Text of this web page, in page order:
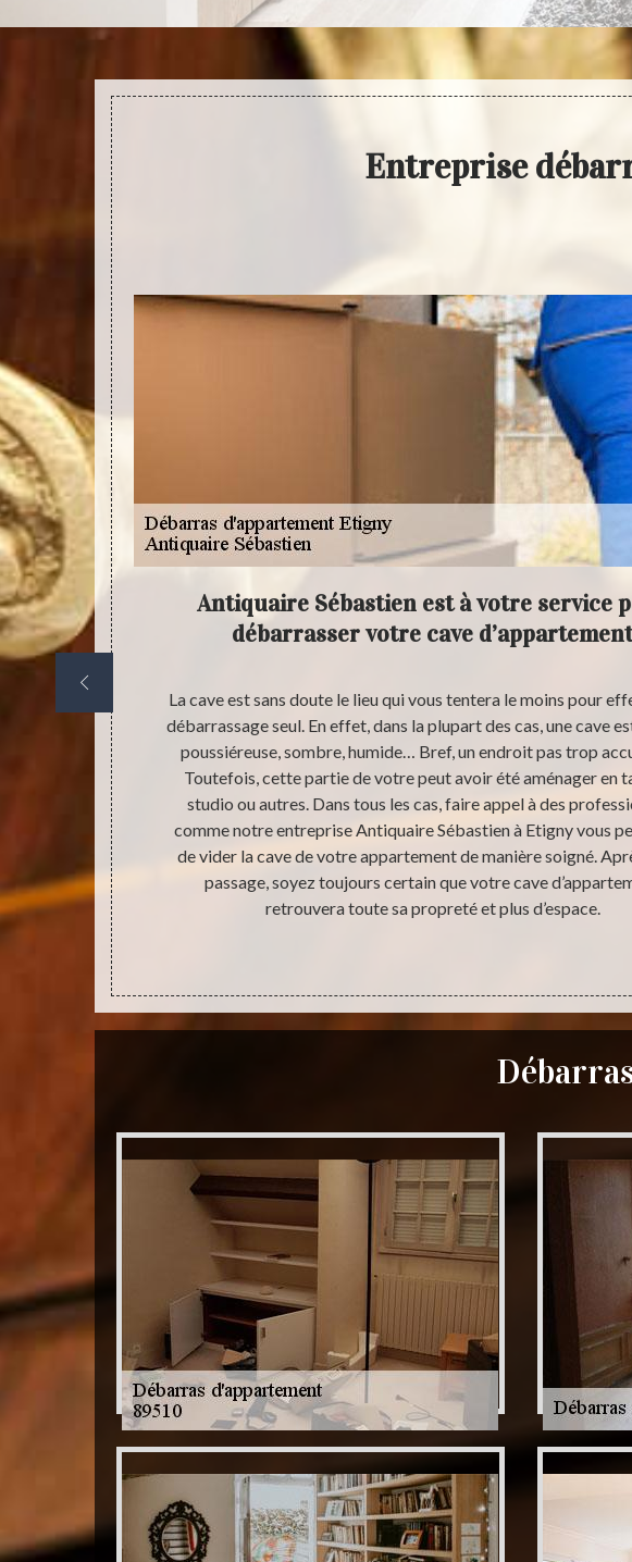
Entreprise
le
et
vous
de votre
Antiquaire Sébastien est à votre service
débarrasser votre cave d’appartement
La cave est sans doute le lieu qui vous tentera le moins pour
débarrassage seul. En effet, dans la plupart des cas, une cave
poussiéreuse, sombre, humide… Bref, un endroit pas trop
Toutefois, cette partie de votre peut avoir été aménager en
studio ou autres. Dans tous les cas, faire appel à des
comme notre entreprise Antiquaire Sébastien à Etigny vous
de vider la cave de votre appartement de manière soigné.
passage, soyez toujours certain que votre cave
retrouvera toute sa propreté et plus d’espace.